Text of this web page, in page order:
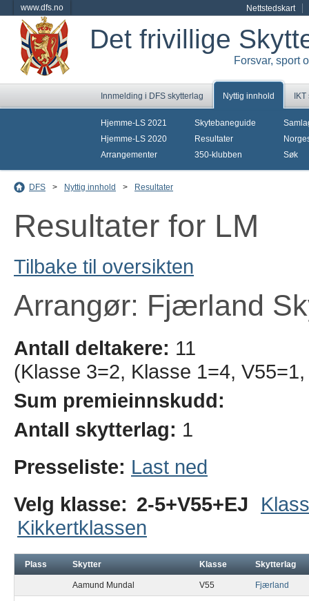
www.dfs.no Nettstedskart
Det frivillige
Forsvar, sport
Innmelding i DFS skytterlag Nyttig innhold
Hjemme-LS 2021
Hjemme-LS 2020
Arrangementer
Skytebaneguide
Resultater
350-klubben
Søk
DFS > Nyttig innhold > Resultater
Resultater for LM
Tilbake til oversikten
Arrangør: Fjærland
Antall deltakere: 11
(Klasse 3=2, Klasse 1=4,
Sum premieinnskudd:
Antall skytterlag: 1
Presseliste: Last ned
Velg klasse: 2-5+V55+EJ
Kikkertklassen
Plass Skytter Klasse Skytterlag
Aamund Mundal V55 Fjærland